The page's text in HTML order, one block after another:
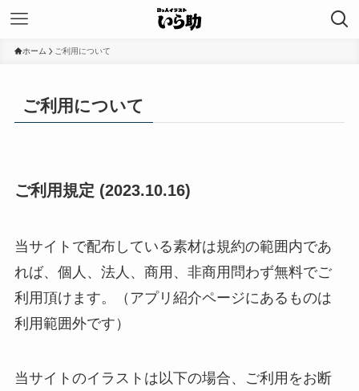
ホーム ご利用について
ご利用について
ご利用規定 (2023.10.16)
当サイトで配布している素材は規約の範囲内であ
れば、個人、法人、商用、非商用問わず無料でご
利用頂けます。（アプリ紹介ページにあるものは
利用範囲外です）
当サイトのイラストは以下の場合、ご利用をお断